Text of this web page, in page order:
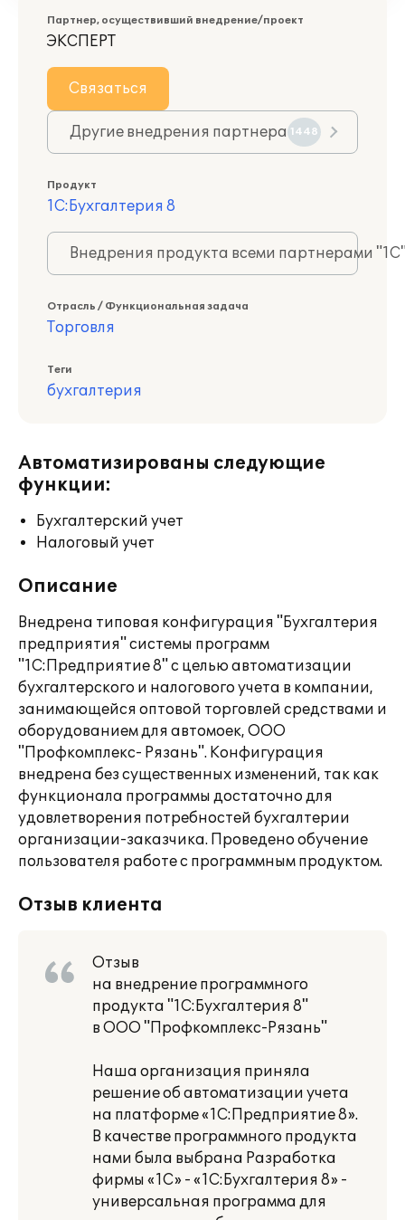
Партнер, осуществивший внедрение/проект
ЭКСПЕРТ
Связаться
Другие внедрения партнера 1448
Продукт
1С:Бухгалтерия 8
Внедрения продукта всеми партнерами
Отрасль / Функциональная задача
Торговля
Теги
бухгалтерия
Автоматизированы следующие
функции:
Бухгалтерский учет
Налоговый учет
Описание
Внедрена типовая конфигурация "Бухгалтерия
предприятия" системы программ
"1С:Предприятие 8" с целью автоматизации
бухгалтерского и налогового учета в компании,
занимающейся оптовой торговлей средствами и
оборудованием для автомоек, ООО
"Профкомплекс- Рязань". Конфигурация
внедрена без существенных изменений, так как
функционала программы достаточно для
удовлетворения потребностей бухгалтерии
организации-заказчика. Проведено обучение
пользователя работе с программным продуктом.
Отзыв клиента
Отзыв
на внедрение программного
продукта "1С:Бухгалтерия 8"
в ООО "Профкомплекс-Рязань"
Наша организация приняла
решение об автоматизации учета
на платформе «1С:Предприятие 8».
В качестве программного продукта
нами была выбрана Разработка
фирмы «1С» - «1С:Бухгалтерия 8» -
универсальная программа для